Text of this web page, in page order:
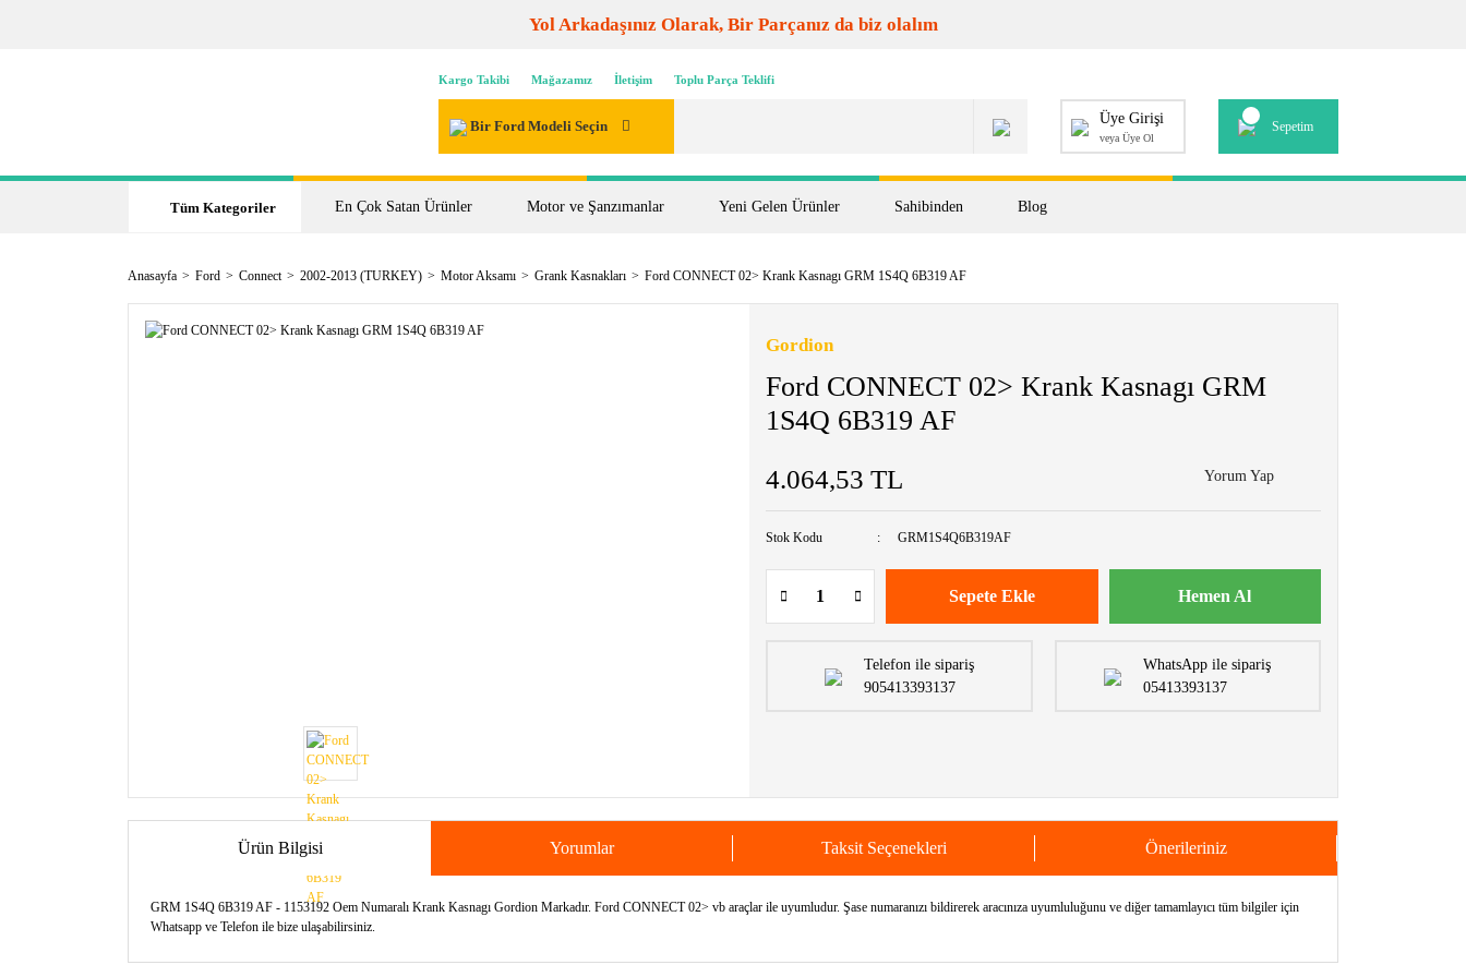
Yol Arkadaşınız Olarak, Bir Parçanız da biz olalım
Kargo Takibi Mağazamız İletişim Toplu Parça Teklifi
Bir Ford Modeli Seçin Üye Girişi
veya Üye Ol
Sepetim
Tüm Kategoriler En Çok Satan Ürünler Motor ve Şanzımanlar Yeni Gelen Ürünler Sahibinden Blog
Anasayfa Ford Connect 2002-2013 (TURKEY) Motor Aksamı Grank Kasnakları Ford CONNECT 02> Krank Kasnagı GRM 1S4Q 6B319 AF
Gordion
Ford CONNECT 02> Krank Kasnagı GRM
1S4Q 6B319 AF
4.064,53 TL Yorum Yap
Stok Kodu GRM1S4Q6B319AF
Sepete Ekle Hemen Al
Telefon ile sipariş
905413393137
WhatsApp ile sipariş
05413393137
Ürün Bilgisi Yorumlar Taksit Seçenekleri Önerileriniz
GRM 1S4Q 6B319 AF - 1153192 Oem Numaralı Krank Kasnagı Gordion Markadır. Ford CONNECT 02> vb araçlar ile uyumludur. Şase numaranızı bildirerek aracınıza uyumluluğunu ve diğer tamamlayıcı tüm bilgiler için
Whatsapp ve Telefon ile bize ulaşabilirsiniz.